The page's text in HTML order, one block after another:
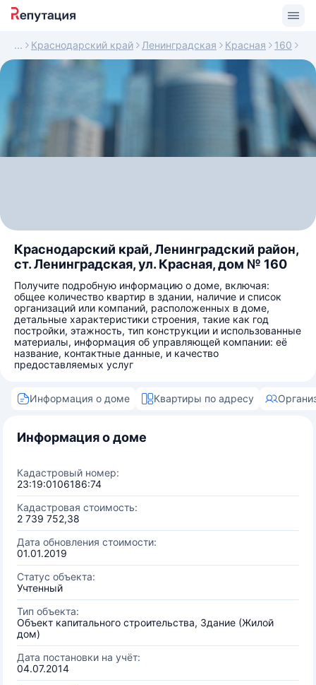
Краснодарский край Ленинградская Красная 160
Краснодарский край, Ленинградский район,
ст. Ленинградская, ул. Красная, дом № 160
Получите подробную информацию о доме, включая:
общее количество квартир в здании, наличие и список
организаций или компаний, расположенных в доме,
детальные характеристики строения, такие как год
постройки, этажность, тип конструкции и использованные
материалы, информация об управляющей компании: её
название, контактные данные, и качество
предоставляемых услуг
Информация о доме Квартиры по адресу
Информация о доме
Кадастровый номер:
23:19:0106186:74
Кадастровая стоимость:
2 739 752,38
Дата обновления стоимости:
01.01.2019
Статус объекта:
Учтенный
Тип объекта:
Объект капитального строительства, Здание (Жилой
дом)
Дата постановки на учёт:
04.07.2014